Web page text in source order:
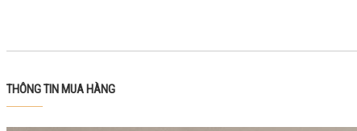
THÔNG TIN MUA HÀNG